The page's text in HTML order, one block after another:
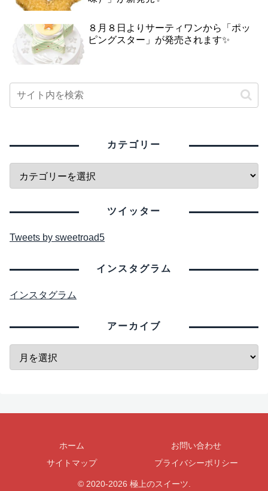
８月８日よりサーティワンから「ポッ
ピングスター」が発売されます✨
カテゴリー
ツイッター
Tweets by sweetroad5
インスタグラム
インスタグラム
アーカイブ
ホーム
お問い合わせ
サイトマップ
プライバシーポリシー
© 2020-2026 極上のスイーツ.